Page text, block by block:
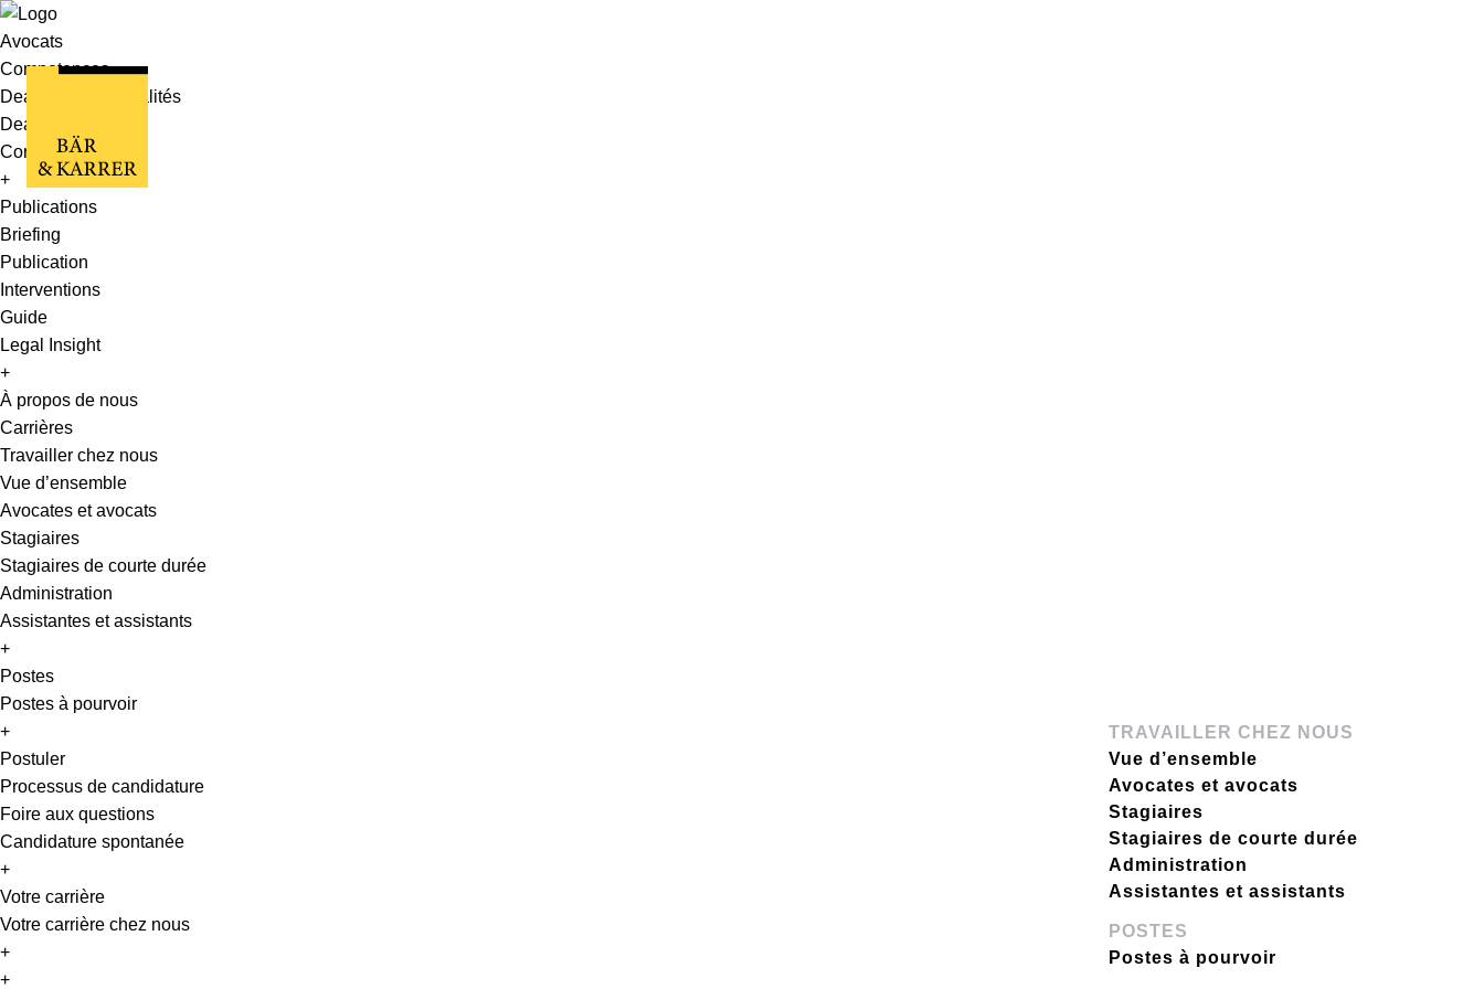
Avocats
Competences
Deals, cas et actualités
Deals & Cases
Corporate News
+
Publications
Briefing
Publication
Interventions
Guide
Legal Insight
+
À propos de nous
Carrières
Travailler chez nous
Vue d’ensemble
Avocates et avocats
Stagiaires
Stagiaires de courte durée
Administration
Assistantes et assistants
+
Postes
Postes à pourvoir
+
Postuler
Processus de candidature
Foire aux questions
Candidature spontanée
+
Votre carrière
Votre carrière chez nous
+
+
TRAVAILLER CHEZ NOUS
Vue d’ensemble
Avocates et avocats
Stagiaires
Stagiaires de courte durée
Administration
Assistantes et assistants
POSTES
Postes à pourvoir